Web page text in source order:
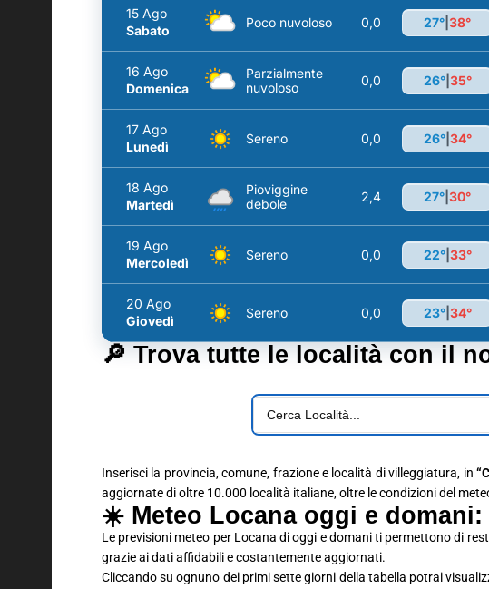
15 Ago
Sabato
Poco nuvoloso 0,0 27° 38°
16 Ago
Domenica
Parzialmente
nuvoloso
0,0 26°| 35°
17 Ago
Lunedì
Sereno 0,0 26°| 34°
18 Ago
Martedì
Pioviggine
debole
2,4 27° 30°
19 Ago
Mercoledì
Sereno 0,0 22°| 33°
20 Ago
Giovedì
Sereno 0,0 23°| 34°
🔎 Trova tutte le località con il
Inserisci la provincia, comune, frazione e località di villeggiatura, in
aggiornate di oltre 10.000 località italiane, oltre le condizioni del
☀️ Meteo Locana oggi e
Le previsioni meteo per Locana di oggi e domani ti permettono di
grazie ai dati affidabili e costantemente aggiornati.
Cliccando su ognuno dei primi sette giorni della tabella potrai